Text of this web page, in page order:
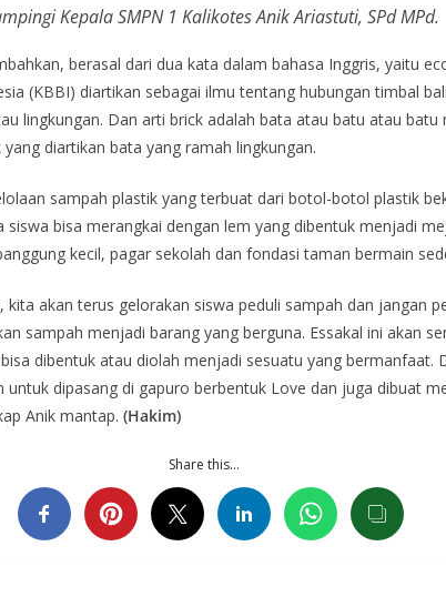
Kepala SMPN 1 Kalikotes Anik Ariastuti, SPd MPd.
berasal dari dua kata dalam bahasa Inggris, yaitu
(KBBI) diartikan sebagai ilmu tentang hubungan timbal
lingkungan. Dan arti brick adalah bata atau batu atau batu
diartikan bata yang ramah lingkungan.
sampah plastik yang terbuat dari botol-botol plastik
siswa bisa merangkai dengan lem yang dibentuk menjadi
kecil, pagar sekolah dan fondasi taman bermain
kita akan terus gelorakan siswa peduli sampah dan jangan
sampah menjadi barang yang berguna. Essakal ini akan
dibentuk atau diolah menjadi sesuatu yang bermanfaat.
dipasang di gapuro berbentuk Love dan juga dibuat
Anik mantap. (Hakim)
Share this…